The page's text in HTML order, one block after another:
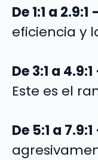
De 1:1 a
eficiencia y
De 3:1 a
Este es el
De 5:1 a